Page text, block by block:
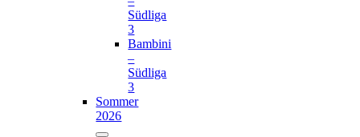
Südliga
3
Bambini
–
Südliga
3
Sommer
2026